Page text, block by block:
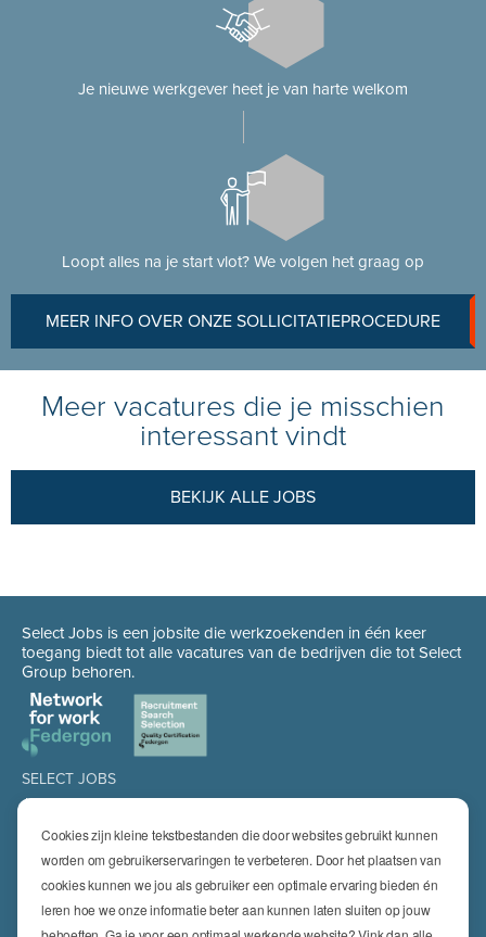
Cookies zijn kleine tekstbestanden die door websites gebruikt kunnen
worden om gebruikerservaringen te verbeteren. Door het plaatsen van
cookies kunnen we jou als gebruiker een optimale ervaring bieden én
leren hoe we onze informatie beter aan kunnen laten sluiten op jouw
Je nieuwe werkgever heet je van harte welkom
Loopt alles na je start vlot? We volgen het graag op
MEER INFO OVER ONZE SOLLICITATIEPROCEDURE
Meer vacatures die je misschien
interessant vindt
BEKIJK ALLE JOBS
Select Jobs is een jobsite die werkzoekenden in één keer
toegang biedt tot alle vacatures van de bedrijven die tot Select
Group behoren.
SELECT JOBS
Jobs
Job alert
SPECIALISATIES
Technics
High Technics & Engineering